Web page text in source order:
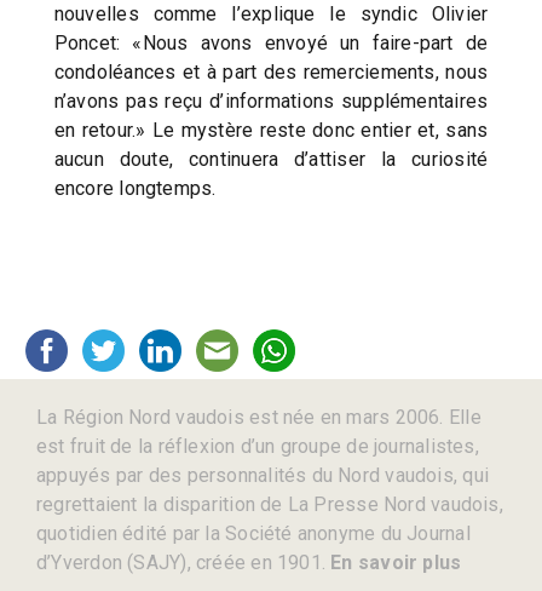
nouvelles comme l’explique le syndic Olivier
Poncet: «Nous avons envoyé un faire-part de
condoléances et à part des remerciements, nous
n’avons pas reçu d’informations supplémentaires
en retour.» Le mystère reste donc entier et, sans
aucun doute, continuera d’attiser la curiosité
encore longtemps.
La Région Nord vaudois est née en mars 2006. Elle
est fruit de la réflexion d’un groupe de journalistes,
appuyés par des personnalités du Nord vaudois, qui
regrettaient la disparition de La Presse Nord vaudois,
quotidien édité par la Société anonyme du Journal
d’Yverdon (SAJY), créée en 1901. En savoir plus